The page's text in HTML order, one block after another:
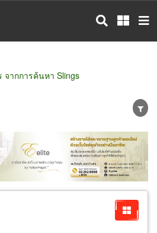
จากการค้นหา Slings
ผู้ผลิต
ตัวแทนจัดจำหน่าย
ธุรกิจบริการ